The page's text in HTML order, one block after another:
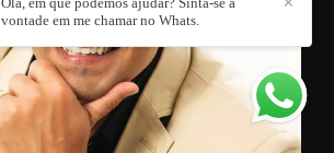
vontade em me chamar no Whats.